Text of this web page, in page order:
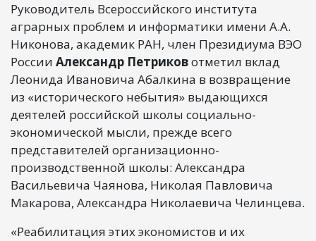
Руководитель Всероссийского института
аграрных проблем и информатики имени А.А.
Никонова, академик РАН, член Президиума ВЭО
России Александр Петриковотметил вклад
Леонида Ивановича Абалкина в возвращение
из «исторического небытия» выдающихся
деятелей российской школы социально-
экономической мысли, прежде всего
представителей организационно-
производственной школы: Александра
Васильевича Чаянова, Николая Павловича
Макарова, Александра Николаевича Челинцева.
«Реабилитация этих экономистов и их